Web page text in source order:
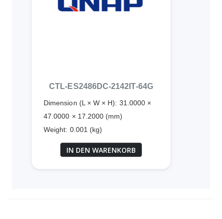
CTL-ES2486DC-2142IT-64G
Dimension (L × W × H): 31.0000 ×
47.0000 × 17.2000 (mm)
Weight: 0.001 (kg)
IN DEN WARENKORB